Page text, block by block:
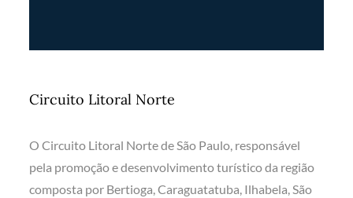
Circuito Litoral Norte
O Circuito Litoral Norte de São Paulo, responsável
pela promoção e desenvolvimento turístico da região
composta por Bertioga, Caraguatatuba, Ilhabela, São